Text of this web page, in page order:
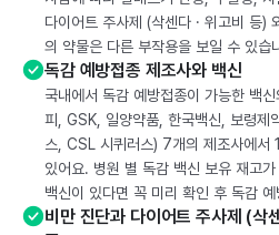
다이어트 주사제 (삭센다 · 위고비 등)
의 약물은 다른 부작용을 보일 수 있습
독감 예방접종 제조사와 백신
국내에서 독감 예방접종이 가능한 백
피, GSK, 일양약품, 한국백신, 보령제
스, CSL 시퀴러스) 7개의 제조사에서
있어요. 병원 별 독감 백신 보유 재고
백신이 있다면 꼭 미리 확인 후 독감
비만 진단과 다이어트 주사제 (삭